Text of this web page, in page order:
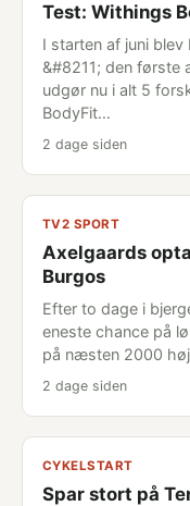
Test: Withings
I starten af juni
&#8211; den første
udgør nu i alt 5
BodyFit…
2 dage siden
TV2 SPORT
Axelgaards
Burgos
Efter to dage i
eneste chance på
på næsten 2000
2 dage siden
CYKELSTART
Spar stort på